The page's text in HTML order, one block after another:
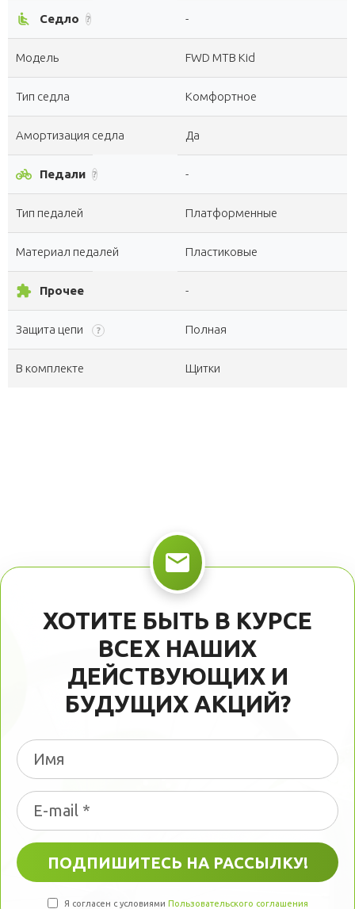
airline_seat_recline_normal Седло ? -
Модель FWD MTB Kid
Тип седла Комфортное
Амортизация седла Да
pedal_bike Педали ? -
Тип педалей Платформенные
Материал педалей Пластиковые
extension Прочее -
Защита цепи ? Полная
В комплекте Щитки
ХОТИТЕ БЫТЬ В КУРСЕ
ВСЕХ НАШИХ
ДЕЙСТВУЮЩИХ И
БУДУЩИХ АКЦИЙ?
Я согласен с условиями Пользовательского соглашения